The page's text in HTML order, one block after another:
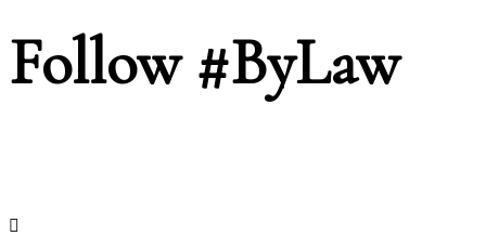
Follow #ByLaw